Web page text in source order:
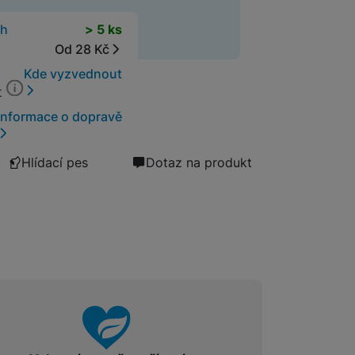
> 5 ks
Od 28 Kč
Kde vyzvednout
o dopravě
Hlídací pes Dotaz na produkt